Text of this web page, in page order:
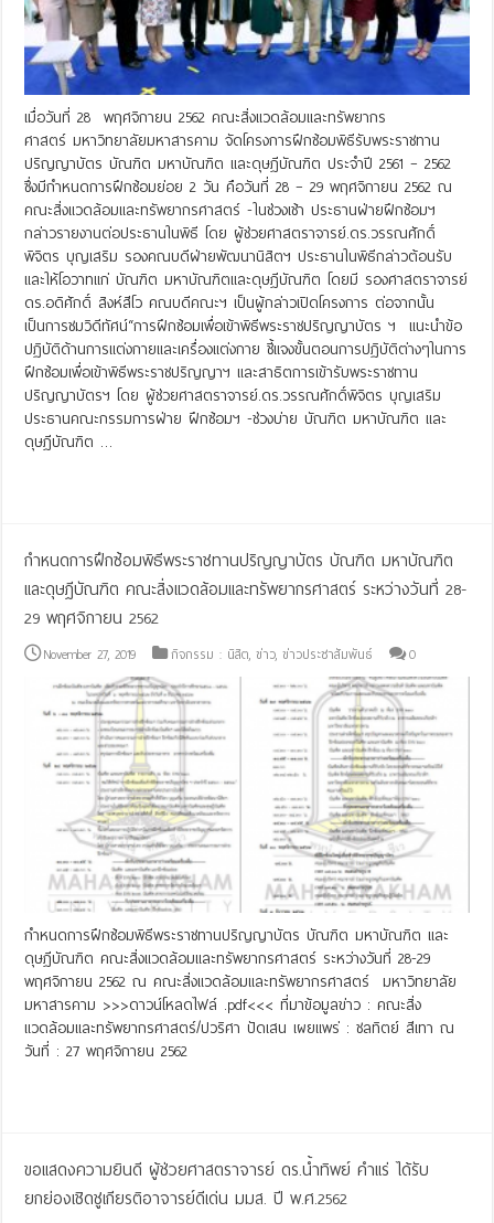
เมื่อวันที่ 28 พฤศจิกายน 2562 คณะสิ่งแวดล้อมและทรัพยากร
ศาสตร์ มหาวิทยาลัยมหาสารคาม จัดโครงการฝึกซ้อมพิธีรับพระราชทาน
ปริญญาบัตร บัณฑิต มหาบัณฑิต และดุษฎีบัณฑิต ประจำปี 2561 – 2562
ซึ่งมีกำหนดการฝึกซ้อมย่อย 2 วัน คือวันที่ 28 – 29 พฤศจิกายน 2562 ณ
คณะสิ่งแวดล้อมและทรัพยากรศาสตร์ -ในช่วงเช้า ประธานฝ่ายฝึกซ้อมฯ
กล่าวรายงานต่อประธานในพิธี โดย ผู้ช่วยศาสตราจารย์.ดร.วรรณศักดิ์
พิจิตร บุญเสริม รองคณบดีฝ่ายพัฒนานิสิตฯ ประธานในพิธีกล่าวต้อนรับ
และให้โอวาทแก่ บัณฑิต มหาบัณฑิตและดุษฎีบัณฑิต โดยมี รองศาสตราจารย์
ดร.อดิศักดิ์ สิงห์สีโว คณบดีคณะฯ เป็นผู้กล่าวเปิดโครงการ ต่อจากนั้น
เป็นการชมวิดีทัศน์“การฝึกซ้อมเพื่อเข้าพิธีพระราชปริญญาบัตร ฯ แนะนำข้อ
ปฏิบัติด้านการแต่งกายและเครื่องแต่งกาย ชี้แจงขั้นตอนการปฏิบัติต่างๆในการ
ฝึกซ้อมเพื่อเข้าพิธีพระราชปริญญาฯ และสาธิตการเข้ารับพระราชทาน
ปริญญาบัตรฯ โดย ผู้ช่วยศาสตราจารย์.ดร.วรรณศักดิ์พิจิตร บุญเสริม
ประธานคณะกรรมการฝ่าย ฝึกซ้อมฯ -ช่วงบ่าย บัณฑิต มหาบัณฑิต และ
ดุษฎีบัณฑิต …
กำหนดการฝึกซ้อมพิธีพระราชทานปริญญาบัตร บัณฑิต มหาบัณฑิต
และดุษฎีบัณฑิต คณะสิ่งแวดล้อมและทรัพยากรศาสตร์ ระหว่างวันที่ 28-
29 พฤศจิกายน 2562
November 27, 2019 กิจกรรม : นิสิต,ข่าว,ข่าวประชาสัมพันธ์ 0
กำหนดการฝึกซ้อมพิธีพระราชทานปริญญาบัตร บัณฑิต มหาบัณฑิต และ
ดุษฎีบัณฑิต คณะสิ่งแวดล้อมและทรัพยากรศาสตร์ ระหว่างวันที่ 28-29
พฤศจิกายน 2562 ณ คณะสิ่งแวดล้อมและทรัพยากรศาสตร์ มหาวิทยาลัย
มหาสารคาม >>>ดาวน์โหลดไฟล์ .pdf<<< ที่มาข้อมูลข่าว : คณะสิ่ง
แวดล้อมและทรัพยากรศาสตร์/ปวริศา ปัดเสน เผยแพร่ : ชลทิตย์ สีเทา ณ
วันที่ : 27 พฤศจิกายน 2562
ขอแสดงความยินดี ผู้ช่วยศาสตราจารย์ ดร.น้ำทิพย์ คำแร่ ได้รับ
ยกย่องเชิดชูเกียรติอาจารย์ดีเด่น มมส. ปี พ.ศ.2562